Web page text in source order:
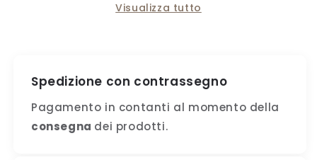
Visualizza tutto
Spedizione con contrassegno
Pagamento in contanti al momento della
consegna dei prodotti.